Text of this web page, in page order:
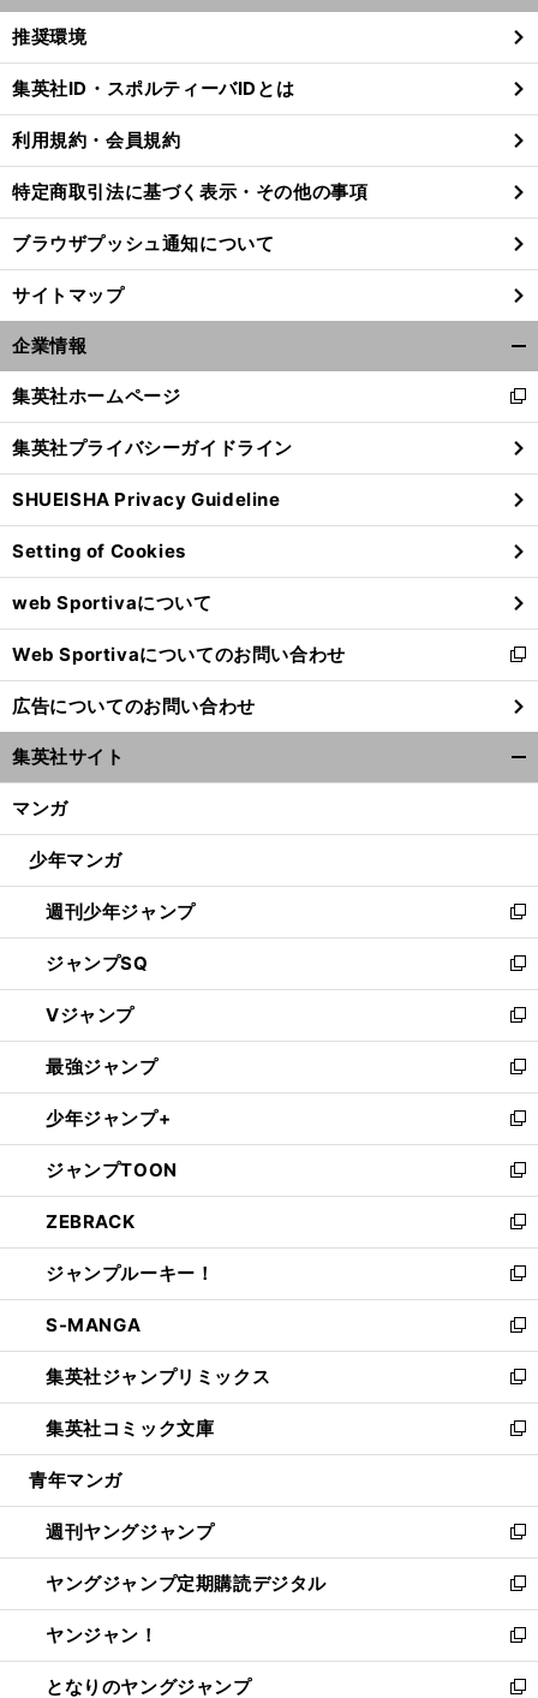
閉
る
推奨環境
集英社ID・スポルティーバIDとは
利用規約・会員規約
特定商取引法に基づく表示・その他の事項
ブラウザプッシュ通知について
サイトマップ
企業情報
閉
る
集英社ホームページ
新
し
い
ウ
ィ
ン
ド
ウ
で
開
く
集英社プライバシーガイドライン
SHUEISHA Privacy Guideline
Setting of Cookies
web Sportivaについて
Web Sportivaについてのお問い合わせ
新
し
い
ウ
ィ
ン
ウ
開
く
広告についてのお問い合わせ
集英社サイト
マンガ
少年マンガ
週刊少年ジャンプ
新
し
い
ウ
ィ
ン
ド
ウ
で
開
く
ジャンプSQ
新
し
い
ウ
ィ
ン
ド
ウ
で
開
く
Vジャンプ
新
し
い
ウ
ィ
ン
ド
ウ
で
開
く
最強ジャンプ
新
し
い
ウ
ィ
ン
ド
ウ
で
開
く
少年ジャンプ+
新
し
い
ウ
ィ
ン
ド
ウ
で
開
く
ジャンプTOON
新
し
い
ウ
ィ
ン
ド
ウ
で
開
く
ZEBRACK
新
し
い
ウ
ィ
ン
ド
ウ
で
開
ジャンプルーキー！
新
し
い
ウ
ィ
ン
ド
ウ
開
く
S-MANGA
新
し
い
ウ
ィ
ン
ウ
で
開
く
集英社ジャンプリミックス
新
し
い
ウ
ン
ド
ウ
で
開
く
集英社コミック文庫
新
し
ウ
ィ
ン
ド
ウ
で
開
く
青年マンガ
週刊ヤングジャンプ
新
し
い
ウ
ィ
ン
ド
ヤングジャンプ定期購読デジタル
新
し
い
ウ
ィ
ヤンジャン！
新
し
い
となりのヤングジャンプ
新